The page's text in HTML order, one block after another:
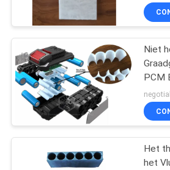
CONTACTEER
ONS
NIEUWS
GEVALLEN
SITEMAP
PCM
Niet
PCM
Het
het